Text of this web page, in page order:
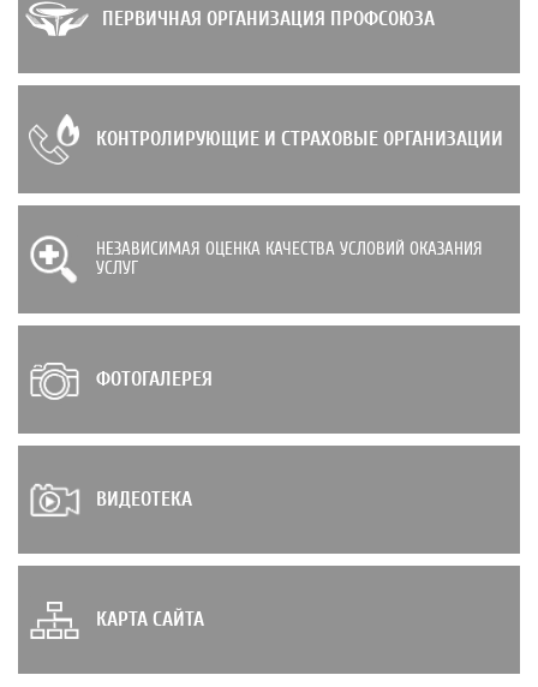
ПЕРВИЧНАЯ ОРГАНИЗАЦИЯ ПРОФСОЮЗА
КОНТРОЛИРУЮЩИЕ И СТРАХОВЫЕ ОРГАНИЗАЦИИ
НЕЗАВИСИМАЯ ОЦЕНКА КАЧЕСТВА УСЛОВИЙ ОКАЗАНИЯ
УСЛУГ
ФОТОГАЛЕРЕЯ
ВИДЕОТЕКА
КАРТА САЙТА